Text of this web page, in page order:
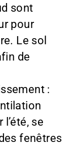
sont
pour
Le sol
de
:
se
fenêtres